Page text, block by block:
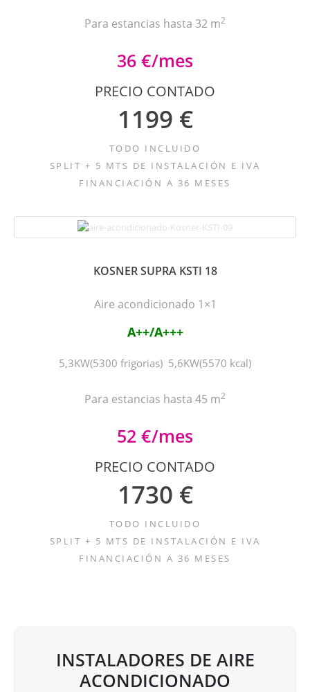
Para estancias hasta 32 m2
36 €/mes
PRECIO CONTADO
1199 €
TODO INCLUIDO
SPLIT + 5 MTS DE INSTALACIÓN E IVA
FINANCIACIÓN A 36 MESES
KOSNER SUPRA KSTI 18
Aire acondicionado 1×1
A++/A+++
5,3KW(5300 frigorias) 5,6KW(5570 kcal)
Para estancias hasta 45 m2
52 €/mes
PRECIO CONTADO
1730 €
TODO INCLUIDO
SPLIT + 5 MTS DE INSTALACIÓN E IVA
FINANCIACIÓN A 36 MESES
INSTALADORES DE AIRE
ACONDICIONADO